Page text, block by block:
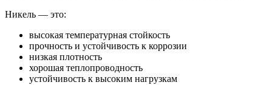
Никель — это:
высокая температурная стойкость
прочность и устойчивость к коррозии
низкая плотность
хорошая теплопроводность
устойчивость к высоким нагрузкам